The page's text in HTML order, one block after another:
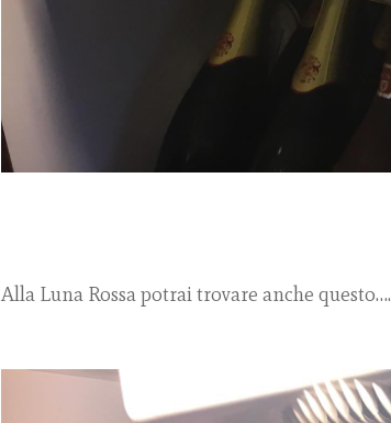
Alla Luna Rossa potrai trovare anche questo….